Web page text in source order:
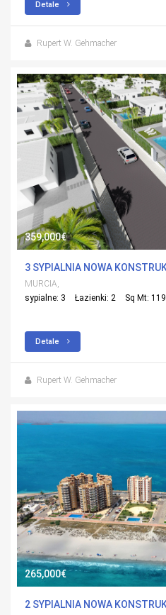
Detale
Rupert W. Gehmacher
359,000€
MURCIA,
sypialne: 3
Łazienki: 2 Sq Mt: 119
Detale
Rupert W. Gehmacher
265,000€